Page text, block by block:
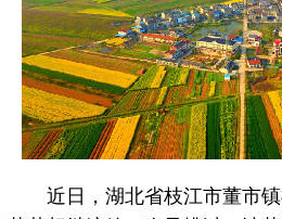
近日，湖北省枝江市董市镇